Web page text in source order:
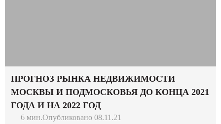
ПРОГНОЗ РЫНКА НЕДВИЖИМОСТИ
МОСКВЫ И ПОДМОСКОВЬЯ ДО КОНЦА 2021
ГОДА И НА 2022 ГОД
6 мин.Опубликовано 08.11.21